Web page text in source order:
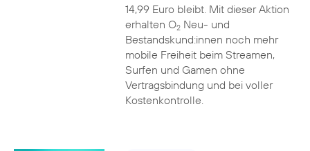
14,99 Euro bleibt. Mit dieser Aktion
erhalten O2Neu- und
Bestandskund:innen noch mehr
mobile Freiheit beim Streamen,
Surfen und Gamen ohne
Vertragsbindung und bei voller
Kostenkontrolle.